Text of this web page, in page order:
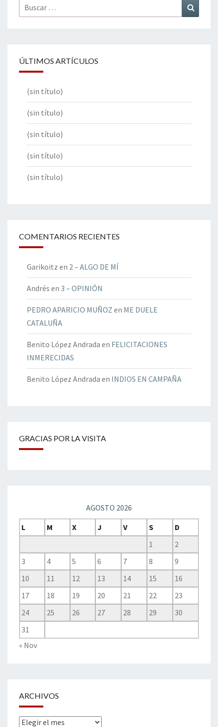
Buscar
por:
ÚLTIMOS ARTÍCULOS
(sin título)
(sin título)
(sin título)
(sin título)
(sin título)
COMENTARIOS RECIENTES
Garikoitz en 2 – ALGO DE MÍ
Andrés en 3 – OPINIÓN
PEDRO APARICIO MUÑOZ en ME DUELE
CATALUÑA
Benito López Andrada en FELICITACIONES
INMERECIDAS
Benito López Andrada en INDIOS EN CAMPAÑA
GRACIAS POR LA VISITA
AGOSTO 2026
L
M X J V S
D
1
2
3
4 5 6 7 8
9
10
11 12 13 14 15
16
17
18 19 20 21 22
23
24
25 26 27 28 29
30
31
« Nov
ARCHIVOS
Archivos